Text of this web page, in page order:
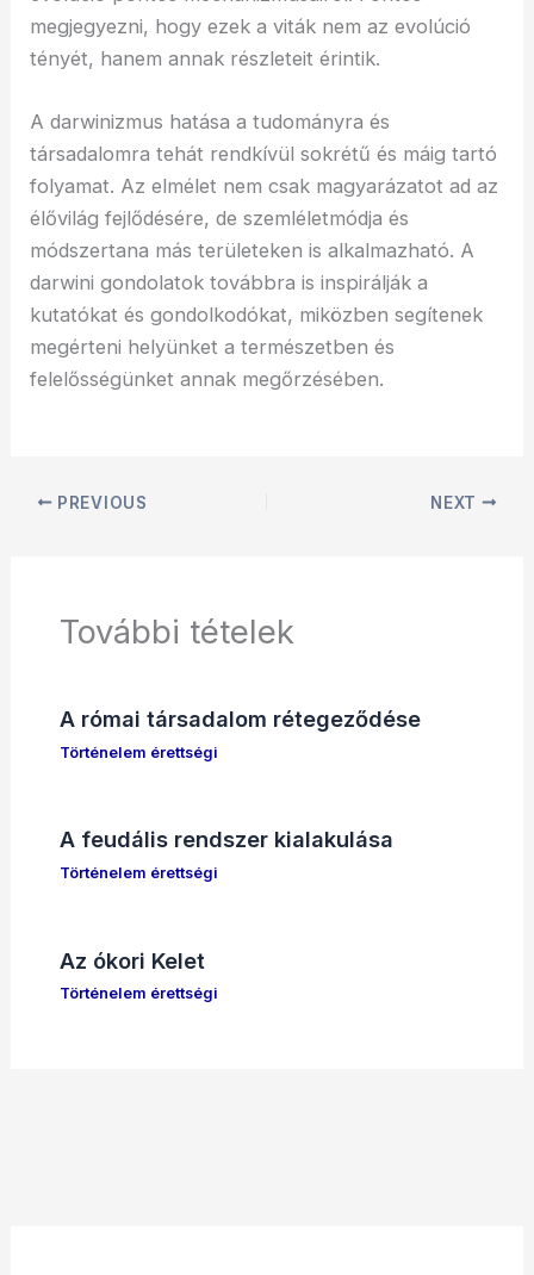
megjegyezni, hogy ezek a viták nem az evolúció
tényét, hanem annak részleteit érintik.
A darwinizmus hatása a tudományra és
társadalomra tehát rendkívül sokrétű és máig tartó
folyamat. Az elmélet nem csak magyarázatot ad az
élővilág fejlődésére, de szemléletmódja és
módszertana más területeken is alkalmazható. A
darwini gondolatok továbbra is inspirálják a
kutatókat és gondolkodókat, miközben segítenek
megérteni helyünket a természetben és
felelősségünket annak megőrzésében.
PREVIOUS NEXT
További tételek
A római társadalom rétegeződése
Történelem érettségi
A feudális rendszer kialakulása
Történelem érettségi
Az ókori Kelet
Történelem érettségi